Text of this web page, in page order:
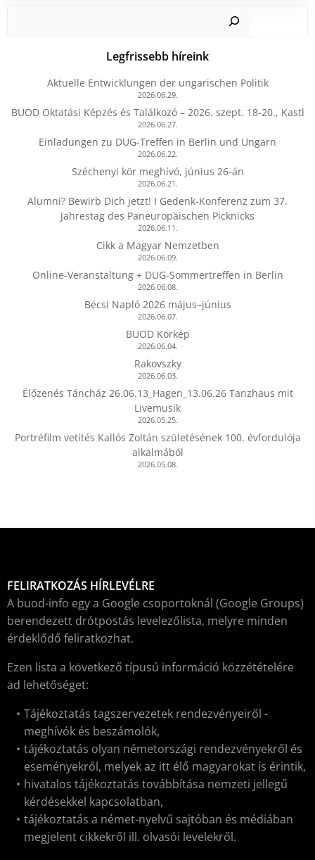
Legfrissebb híreink
Aktuelle Entwicklungen der ungarischen Politik
2026.06.29.
BUOD Oktatási Képzés és Találkozó – 2026. szept. 18-20., Kastl
2026.06.27.
Einladungen zu DUG-Treffen in Berlin und Ungarn
2026.06.22.
Széchenyi kör meghívó, június 26-án
2026.06.21.
Alumni? Bewirb Dich jetzt! I Gedenk-Konferenz zum 37.
Jahrestag des Paneuropäischen Picknicks
2026.06.11.
Cikk a Magyar Nemzetben
2026.06.09.
Online-Veranstaltung + DUG-Sommertreffen in Berlin
2026.06.08.
Bécsi Napló 2026 május–június
2026.06.07.
BUOD Körkép
2026.06.04.
Rakovszky
2026.06.03.
Élőzenés Táncház 26.06.13_Hagen_13.06.26 Tanzhaus mit
Livemusik
2026.05.25.
Portréfilm vetítés Kallós Zoltán születésének 100. évfordulója
alkalmából
2026.05.08.
FELIRATKOZÁS HÍRLEVÉLRE
A buod-info egy a Google csoportoknál (Google Groups)
berendezett drótpostás levelezőlista, melyre minden
érdeklődő feliratkozhat.
Ezen lista a következő típusú információ közzétételére
ad lehetőséget:
Tájékoztatás tagszervezetek rendezvényeiről -
meghívók és beszámolók,
tájékoztatás olyan németországi rendezvényekről és
eseményekről, melyek az itt élő magyarokat is érintik,
hivatalos tájékoztatás továbbítása nemzeti jellegű
kérdésekkel kapcsolatban,
tájékoztatás a német-nyelvű sajtóban és médiában
megjelent cikkekről ill. olvasói levelekről.